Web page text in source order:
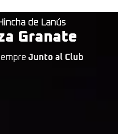
de Lanús
Granate
Junto al Club